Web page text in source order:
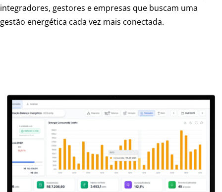
integradores, gestores e empresas que buscam uma
gestão energética cada vez mais conectada.